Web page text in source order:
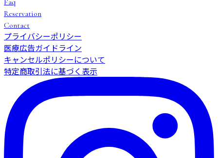
Reservation
Contact
プライバシーポリシー
医療広告ガイドライン
キャンセルポリシーについて
特定商取引法に基づく表示